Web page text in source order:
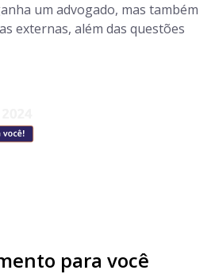
um advogado, mas também
externas, além das questões
para você